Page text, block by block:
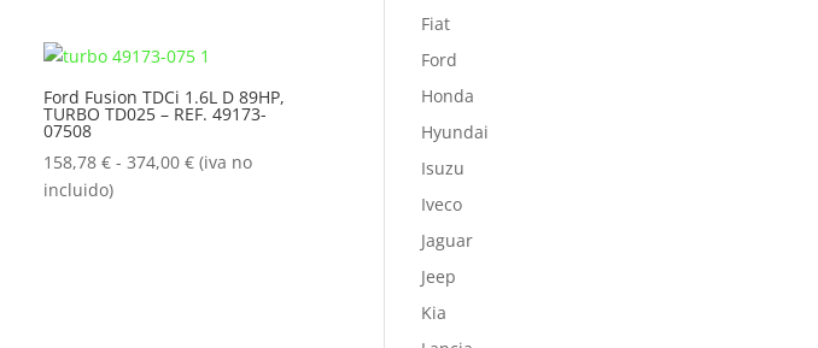
hasta
374,00 €
Ford Fusion TDCi 1.6L D 89HP,
TURBO TD025 – REF. 49173-
07508
158,78 € - 374,00 €Rango
(iva no
incluido)
Fiat
Ford
Honda
Hyundai
Isuzu
Iveco
Jaguar
Jeep
Kia